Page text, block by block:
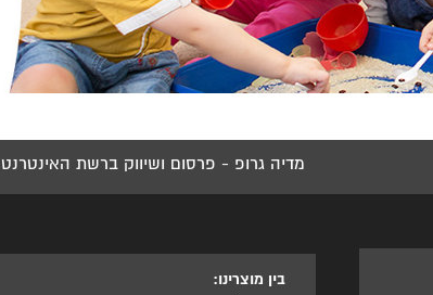
מדיה גרופ - פרסום ושיווק ברשת האינטרנט
בין מוצרינו: